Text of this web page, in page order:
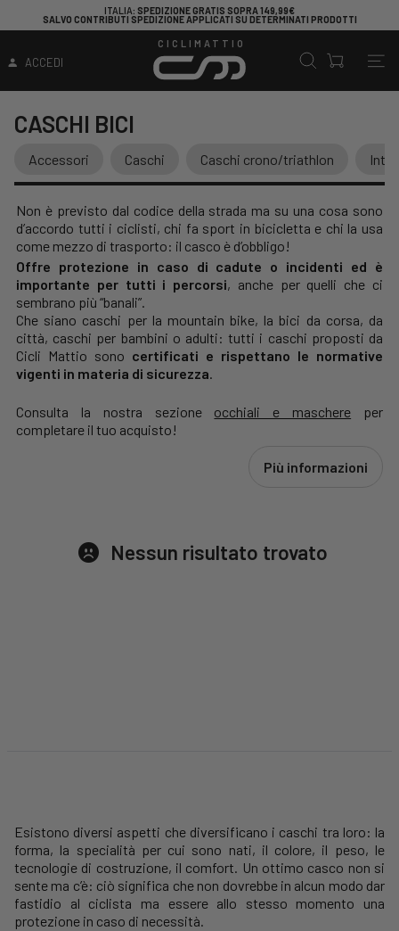
ITALIA: SPEDIZIONE GRATIS SOPRA 149,99€
SALVO CONTRIBUTI SPEDIZIONE APPLICATI SU DETERMINATI PRODOTTI
ACCEDI
CICLIMATTIO
CASCHI BICI
Accessori Caschi Caschi crono/triathlon
Non è previsto dal codice della strada ma su una cosa sono
d’accordo tutti i ciclisti, chi fa sport in bicicletta e chi la usa
come mezzo di trasporto: il casco è d’obbligo!
Offre protezione in caso di cadute o incidenti ed è
importante per tutti i percorsi, anche per quelli che ci
sembrano più “banali”.
Che siano caschi per la mountain bike, la bici da corsa, da
città, caschi per bambini o adulti: tutti i caschi proposti da
Cicli Mattio sono certificati e rispettano le normative
vigenti in materia di sicurezza.
Consulta la nostra sezione occhiali e maschere per
completare il tuo acquisto!
Più informazioni
Nessun risultato trovato
Esistono diversi aspetti che diversificano i caschi tra loro: la
forma, la specialità per cui sono nati, il colore, il peso, le
tecnologie di costruzione, il comfort. Un ottimo casco non si
sente ma c’è: ciò significa che non dovrebbe in alcun modo dar
fastidio al ciclista ma essere allo stesso momento una
protezione in caso di necessità.